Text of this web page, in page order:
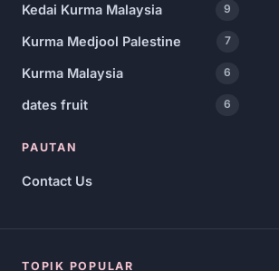
Kedai Kurma Malaysia 9
Kurma Medjool Palestine 7
Kurma Malaysia 6
dates fruit 6
PAUTAN
Contact Us
TOPIK POPULAR